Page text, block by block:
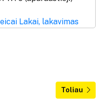
Lakai, lakavimas
Toliau